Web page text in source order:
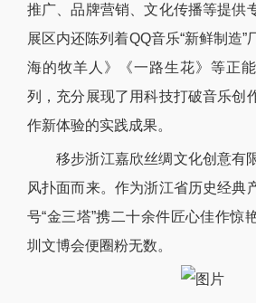
推广、品牌营销、文化传播等提供
展区内还陈列着QQ音乐“新鲜制造
海的牧羊人》《一路生花》等正
列，充分展现了用科技打破音乐创
作新体验的实践成果。
移步浙江嘉欣丝绸文化创意有
风扑面而来。作为浙江省历史经典
号“金三塔”携二十余件匠心佳作惊
圳文博会便圈粉无数。